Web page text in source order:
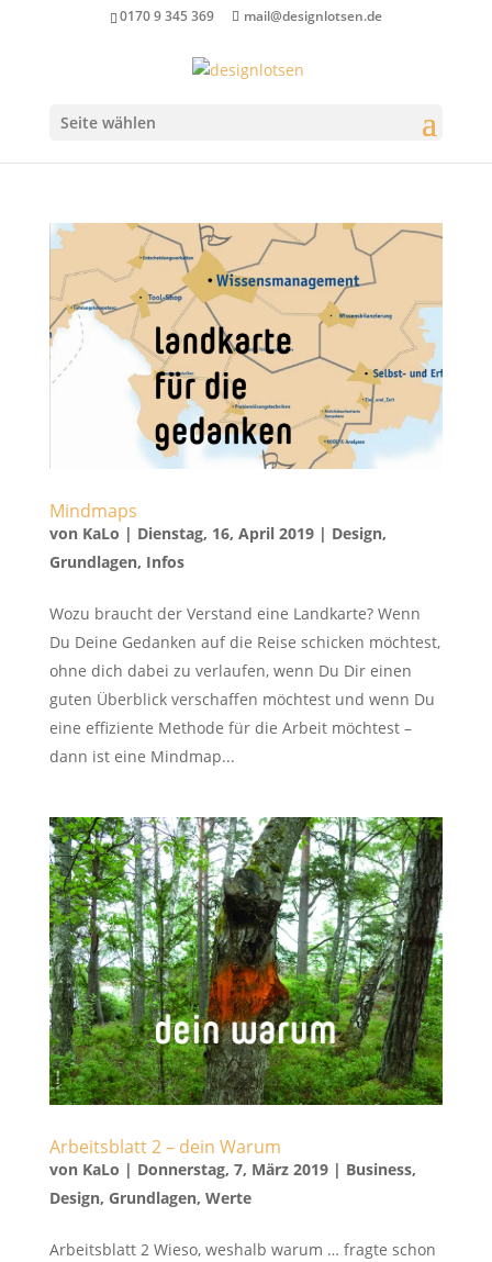
0170 9 345 369 mail@designlotsen.de
Seite wählen
Mindmaps
von KaLo | Dienstag, 16, April 2019| Design,
Grundlagen, Infos
Wozu braucht der Verstand eine Landkarte? Wenn
Du Deine Gedanken auf die Reise schicken möchtest,
ohne dich dabei zu verlaufen, wenn Du Dir einen
guten Überblick verschaffen möchtest und wenn Du
eine effiziente Methode für die Arbeit möchtest –
dann ist eine Mindmap...
Arbeitsblatt 2 – dein Warum
von KaLo | Donnerstag, 7, März 2019| Business,
Design, Grundlagen, Werte
Arbeitsblatt 2 Wieso, weshalb warum … fragte schon